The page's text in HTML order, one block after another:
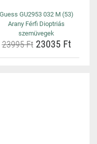
Guess GU2953 032 M (53)
Arany Férfi Dioptriás
szemüvegek
23995 Ft23035 Ft